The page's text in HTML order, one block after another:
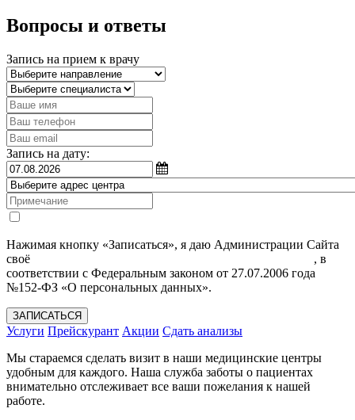
Вопросы и ответы
Запись на прием к врачу
Запись на дату:
Нажимая кнопку «Записаться», я даю Администрации Сайта
своё
, в
соответствии с Федеральным законом от 27.07.2006 года
№152-ФЗ «О персональных данных».
ЗАПИСАТЬСЯ
Услуги Прейскурант Акции Сдать анализы
Мы стараемся сделать визит в наши медицинские центры
удобным для каждого. Наша служба заботы о пациентах
внимательно отслеживает все ваши пожелания к нашей
работе.